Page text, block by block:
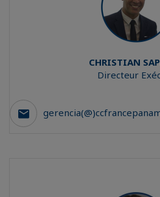
CHRISTIAN
Directeur